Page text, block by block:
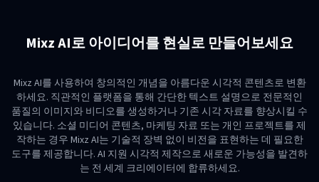
Mixz AI로 아이디어를 현실로 만들어보세요
Mixz AI를 사용하여 창의적인 개념을 아름다운 시각적 콘텐츠로 변환
하세요. 직관적인 플랫폼을 통해 간단한 텍스트 설명으로 전문적인
품질의 이미지와 비디오를 생성하거나 기존 시각 자료를 향상시킬 수
있습니다. 소셜 미디어 콘텐츠, 마케팅 자료 또는 개인 프로젝트를 제
작하는 경우 Mixz AI는 기술적 장벽 없이 비전을 표현하는 데 필요한
도구를 제공합니다. AI 지원 시각적 제작으로 새로운 가능성을 발견하
는 전 세계 크리에이터에 합류하세요.